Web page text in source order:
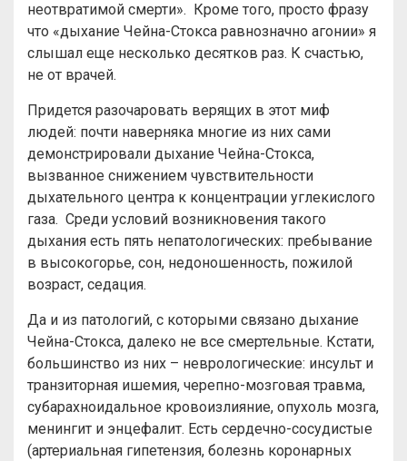
неотвратимой смерти». Кроме того, просто фразу
что «дыхание Чейна-Стокса равнозначно агонии» я
слышал еще несколько десятков раз. К счастью,
не от врачей.
Придется разочаровать верящих в этот миф
людей: почти наверняка многие из них сами
демонстрировали дыхание Чейна-Стокса,
вызванное снижением чувствительности
дыхательного центра к концентрации углекислого
газа. Среди условий возникновения такого
дыхания есть пять непатологических: пребывание
в высокогорье, сон, недоношенность, пожилой
возраст, седация.
Да и из патологий, с которыми связано дыхание
Чейна-Стокса, далеко не все смертельные. Кстати,
большинство из них – неврологические: инсульт и
транзиторная ишемия, черепно-мозговая травма,
субарахноидальное кровоизлияние, опухоль мозга,
менингит и энцефалит. Есть сердечно-сосудистые
(артериальная гипетензия, болезнь коронарных